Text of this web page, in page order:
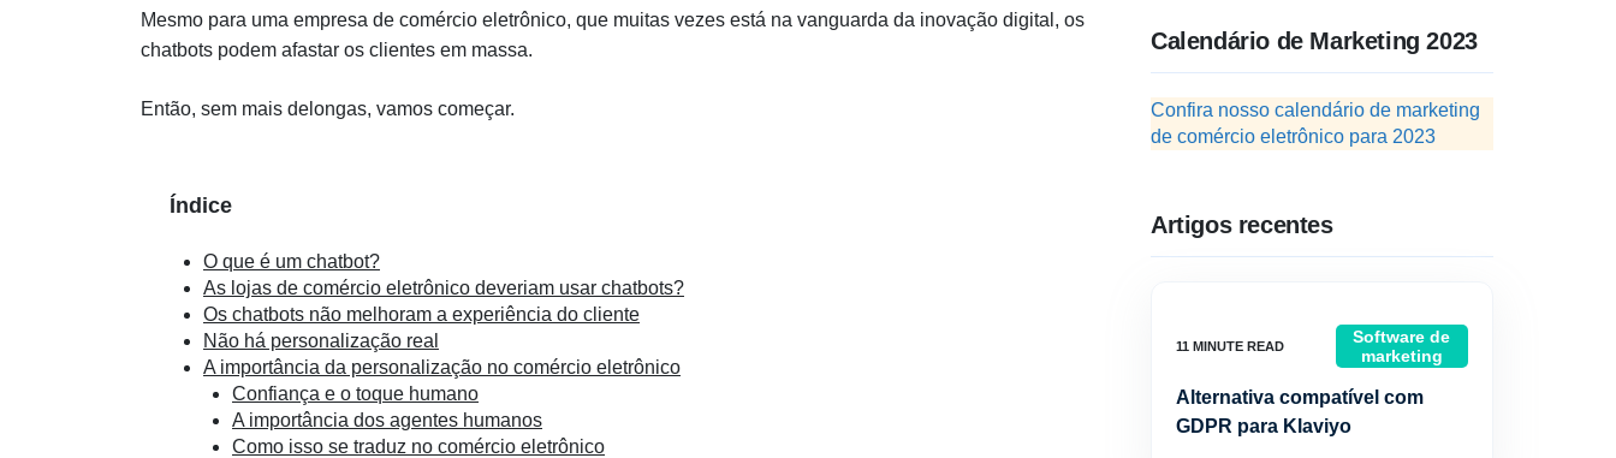
Mesmo para uma empresa de comércio eletrônico, que muitas vezes está na vanguarda da inovação digital, os
chatbots podem afastar os clientes em massa.
Então, sem mais delongas, vamos começar.
Índice
O que é um chatbot?
As lojas de comércio eletrônico deveriam usar chatbots?
Os chatbots não melhoram a experiência do cliente
Não há personalização real
A importância da personalização no comércio eletrônico
Confiança e o toque humano
A importância dos agentes humanos
Como isso se traduz no comércio eletrônico
Calendário de Marketing 2023
Confira nosso calendário de marketing
de comércio eletrônico para 2023
Artigos recentes
Software de
marketing
Alternativa compatível com
GDPR para Klaviyo